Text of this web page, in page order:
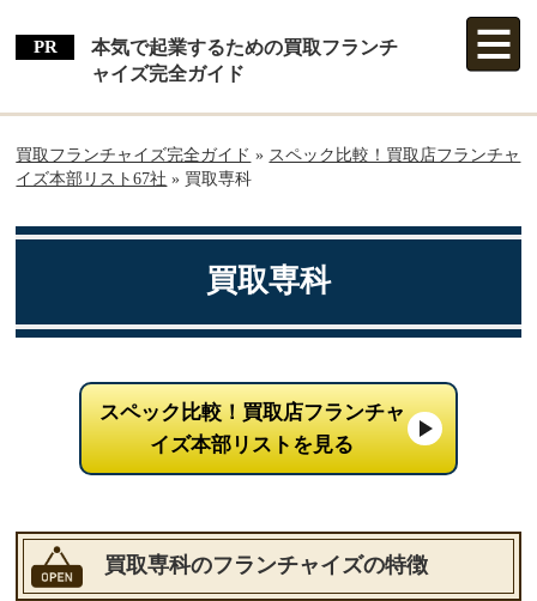
本気で起業するための買取フランチ
ャイズ完全ガイド
買取フランチャイズ完全ガイド » スペック比較！買取店フランチャ
イズ本部リスト67社 » 買取専科
買取専科
スペック比較！買取店フランチャ
イズ本部リストを見る
買取専科のフランチャイズの特徴